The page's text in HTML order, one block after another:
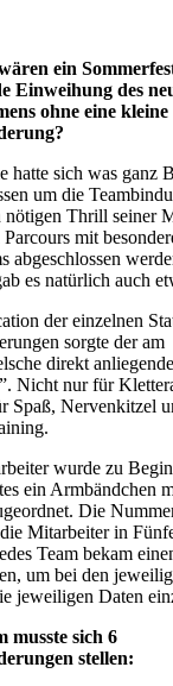
ein
Einweihung des
ohne eine kleine
hatte sich was ganz
um die
nötigen Thrill seiner
mit
abgeschlossen
es natürlich auch
der einzelnen
sorgte der am
direkt
Nicht nur für
Spaß, Nervenkitzel
wurde zu
ein Armbändchen
Die
Mitarbeiter in
Team bekam
um bei den
jeweiligen Daten
musste sich 6
stellen: